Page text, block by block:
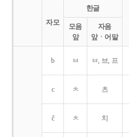
자모
한글
모음
앞
자음
앞ㆍ어말
b ㅂ ㅂ, 브, 프
c ㅊ 츠
č ㅊ 치